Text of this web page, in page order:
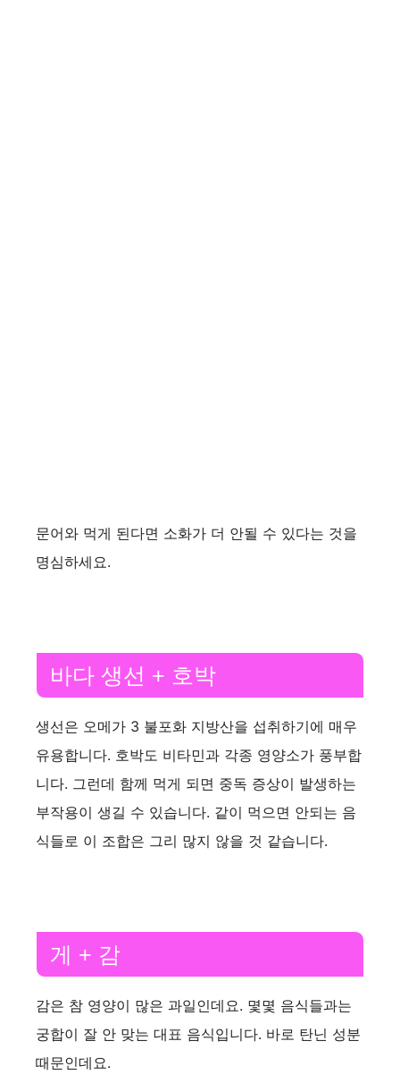
문어와 먹게 된다면 소화가 더 안될 수 있다는 것을
명심하세요.
바다 생선 + 호박
생선은 오메가 3 불포화 지방산을 섭취하기에 매우
유용합니다. 호박도 비타민과 각종 영양소가 풍부합
니다. 그런데 함께 먹게 되면 중독 증상이 발생하는
부작용이 생길 수 있습니다. 같이 먹으면 안되는 음
식들로 이 조합은 그리 많지 않을 것 같습니다.
게 + 감
감은 참 영양이 많은 과일인데요. 몇몇 음식들과는
궁합이 잘 안 맞는 대표 음식입니다. 바로 탄닌 성분
때문인데요.